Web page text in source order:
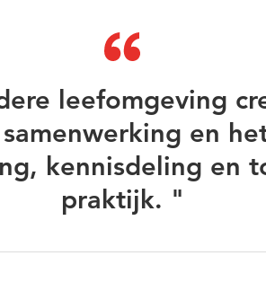
leefomgeving
en
kennisdeling en
praktijk. "